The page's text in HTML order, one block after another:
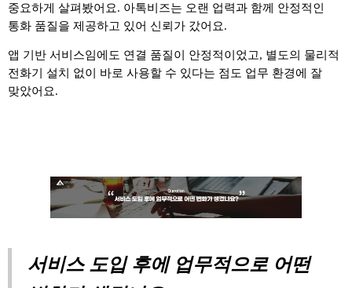
중요하게 살펴봤어요. 아톡비즈는 오랜 업력과 함께 안정적인
통화 품질을 제공하고 있어 신뢰가 갔어요.
앱 기반 서비스임에도 연결 품질이 안정적이었고, 별도의 물리적
전화기 설치 없이 바로 사용할 수 있다는 점도 업무 환경에 잘
맞았어요.
서비스 도입 후에 업무적으로 어떤